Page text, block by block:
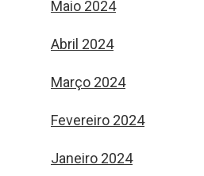
Maio 2024
Abril 2024
Março 2024
Fevereiro 2024
Janeiro 2024